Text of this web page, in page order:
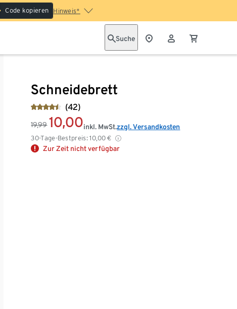
Code kopieren Hinweis*
Suche
Schneidebrett
(42)
19,99 10,00
30-Tage-Bestpreis: 10,00 €
inkl. MwSt.zzgl. Versandkosten
Zur Zeit nicht verfügbar